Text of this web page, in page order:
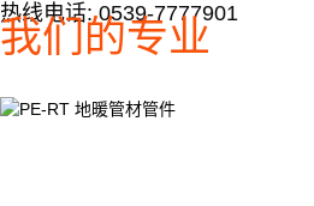
热线电话: 0539-7777901
我们的专业